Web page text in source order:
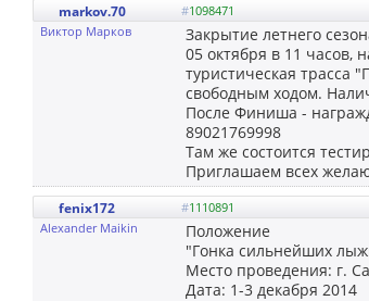
markov.70 #1098471
Виктор Марков
Закрытие летнего
05 октября в 11 часов,
туристическая трасса
свободным ходом.
После Финиша -
89021769998
Там же состоится
Приглашаем всех
fenix172 #1110891
Alexander Maikin
Положение
"Гонка сильнейших
Место проведения: г.
Дата: 1-3 декабря 2014